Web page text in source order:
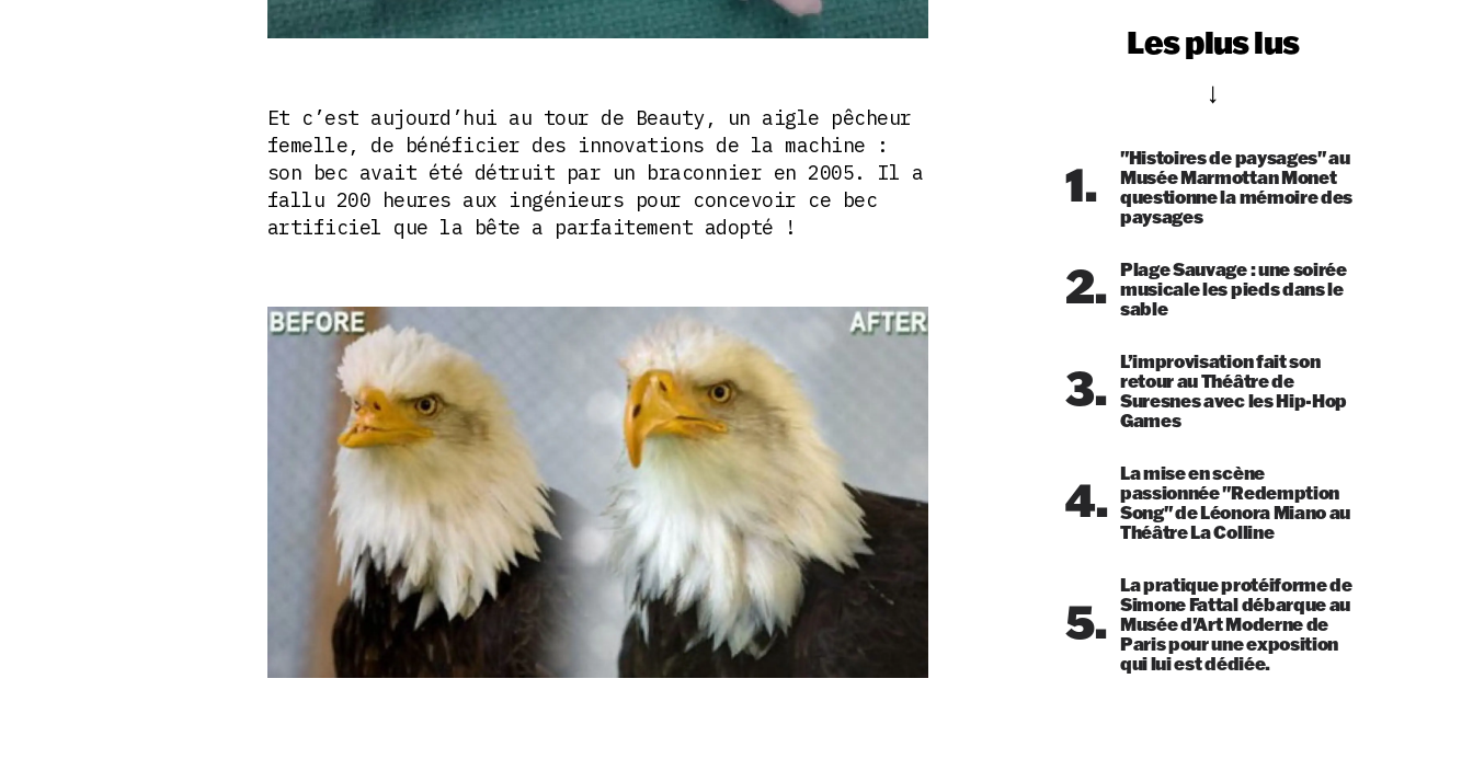
Et c’est aujourd’hui au tour de Beauty, un aigle pêcheur
femelle, de bénéficier des innovations de la machine :
son bec avait été détruit par un braconnier en 2005. Il a
fallu 200 heures aux ingénieurs pour concevoir ce bec
artificiel que la bête a parfaitement adopté !
Les plus lus
1.
"Histoires de paysages" au
Musée Marmottan Monet
questionne la mémoire des
paysages
2. Plage Sauvage : une soirée
musicale les pieds dans le
sable
3. L’improvisation fait son
retour au Théâtre de
Suresnes avec les Hip-Hop
Games
4. La mise en scène
passionnée "Redemption
Song" de Léonora Miano au
Théâtre La Colline
5.
La pratique protéiforme de
Simone Fattal débarque au
Musée d'Art Moderne de
Paris pour une exposition
qui lui est dédiée.